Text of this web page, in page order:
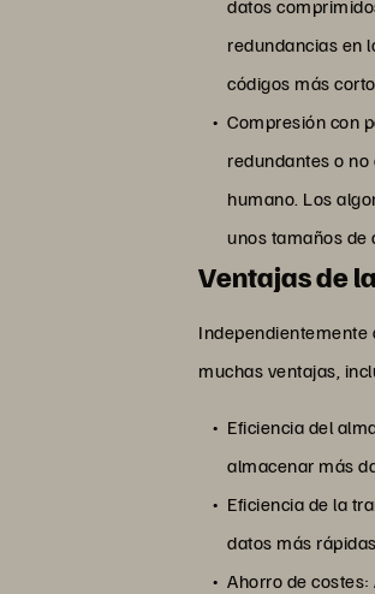
datos
redundancias en
códigos más
Compresión con
redundantes o
humano. Los
unos tamaños de
Ventajas de
Independientemente
muchas ventajas,
Eficiencia del
almacenar más
Eficiencia de la
datos más
Ahorro de